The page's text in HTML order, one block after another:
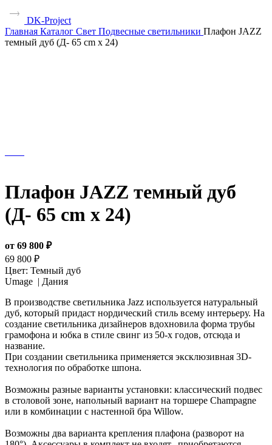
DK-Project
Главная Каталог Свет Подвесные светильники Плафон JAZZ
темный дуб (Д- 65 cm x 24)
Плафон JAZZ темный дуб
(Д- 65 cm x 24)
от 69 800 ₽
69 800 ₽
Цвет: Темный дуб
Umage | Дания
В производстве светильника Jazz используется натуральный
дуб, который придаст нордический стиль всему интерьеру. На
создание светильника дизайнеров вдохновила форма трубы
грамофона и юбка в стиле свинг из 50-х годов, отсюда и
название.
При создании светильника применяется эксклюзивная 3D-
технология по обработке шпона.
Возможны разные варианты установки: классический подвес
в столовой зоне, напольный вариант на торшере Champagne
или в комбинации с настенной бра Willow.
Возможны два варианта крепления плафона (разворот на